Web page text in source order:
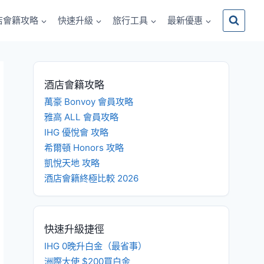
會籍攻略 快速升級 旅行工具 最新優惠
酒店會籍攻略
萬豪 Bonvoy 會員攻略
雅高 ALL 會員攻略
IHG 優悅會 攻略
希爾頓 Honors 攻略
凱悅天地 攻略
酒店會籍終極比較 2026
快速升級捷徑
IHG 0晚升白金（最省事）
洲際大使 $200買白金